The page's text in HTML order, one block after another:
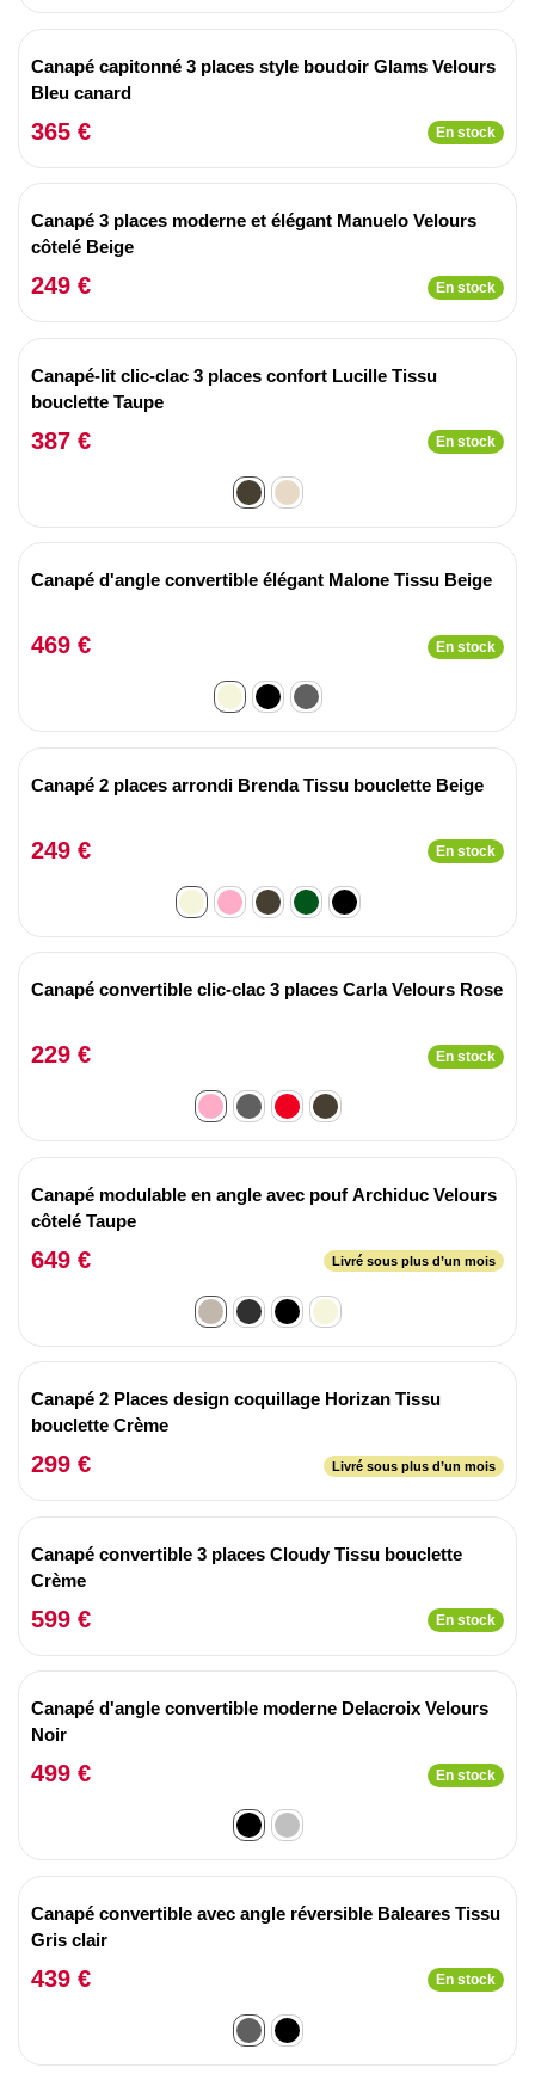
Canapé capitonné 3 places style boudoir Glams Velours
Bleu canard
365 € En stock
Canapé 3 places moderne et élégant Manuelo Velours
côtelé Beige
249 € En stock
Canapé-lit clic-clac 3 places confort Lucille Tissu
bouclette Taupe
387 € En stock
Canapé d'angle convertible élégant Malone Tissu Beige
469 € En stock
Canapé 2 places arrondi Brenda Tissu bouclette Beige
249 € En stock
Canapé convertible clic-clac 3 places Carla Velours Rose
229 € En stock
Canapé modulable en angle avec pouf Archiduc Velours
côtelé Taupe
649 € Livré sous plus d’un mois
Canapé 2 Places design coquillage Horizan Tissu
bouclette Crème
299 € Livré sous plus d’un mois
Canapé convertible 3 places Cloudy Tissu bouclette
Crème
599 € En stock
Canapé d'angle convertible moderne Delacroix Velours
Noir
499 € En stock
Canapé convertible avec angle réversible Baleares Tissu
Gris clair
439 € En stock